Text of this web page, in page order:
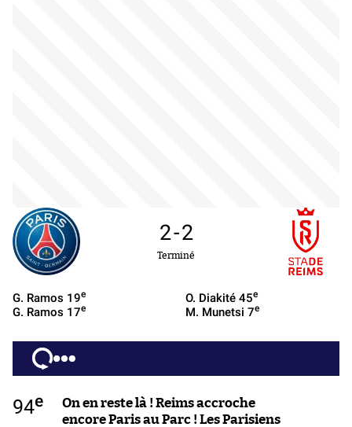
2-2
Terminé
G. Ramos 19e
G. Ramos 17e
O. Diakité 45e
M. Munetsi 7e
94e
On en reste là ! Reims accroche
encore Paris au Parc ! Les Parisiens